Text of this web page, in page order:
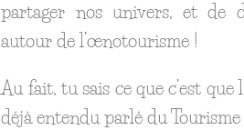
partager nos univers, et de
autour de l’œnotourisme !
Au fait, tu sais ce que c’est que
déjà entendu parlé du